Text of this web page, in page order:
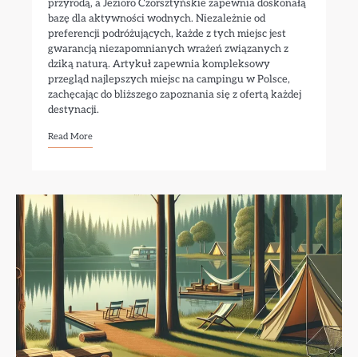
przyrodą, a Jezioro Czorsztyńskie zapewnia doskonałą
bazę dla aktywności wodnych. Niezależnie od
preferencji podróżujących, każde z tych miejsc jest
gwarancją niezapomnianych wrażeń związanych z
dziką naturą. Artykuł zapewnia kompleksowy
przegląd najlepszych miejsc na campingu w Polsce,
zachęcając do bliższego zapoznania się z ofertą każdej
destynacji.
Read More